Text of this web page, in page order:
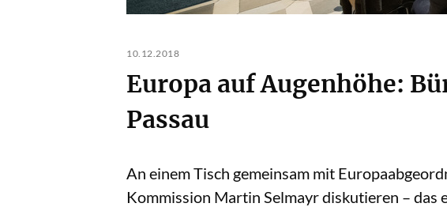
10.12.2018
Europa auf Augenhöhe:
Passau
An einem Tisch gemeinsam mit
Kommission Martin Selmayr diskutieren – das